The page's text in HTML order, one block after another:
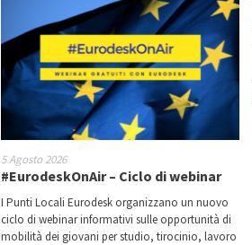
5 Agosto 2026
#EurodeskOnAir – Ciclo di webinar
I Punti Locali Eurodesk organizzano un nuovo
ciclo di webinar informativi sulle opportunità di
mobilità dei giovani per studio, tirocinio, lavoro